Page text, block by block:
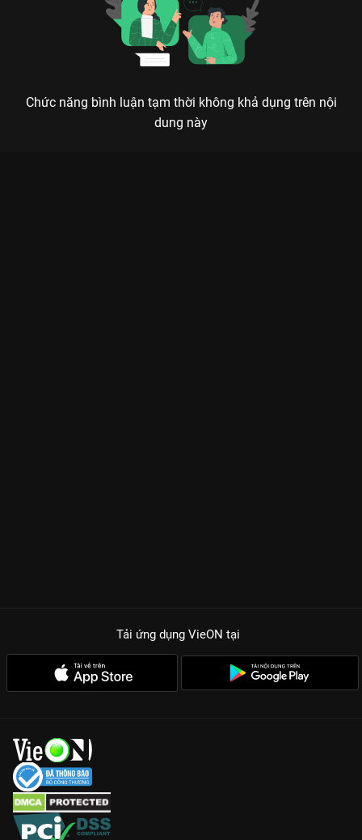
Chức năng bình luận tạm thời không khả dụng trên nội
dung này
Tải ứng dụng VieON tại